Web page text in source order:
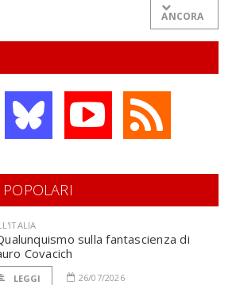
ANCORA
sulla fantascienza di
Covacich
LEGGI 26/07/2026